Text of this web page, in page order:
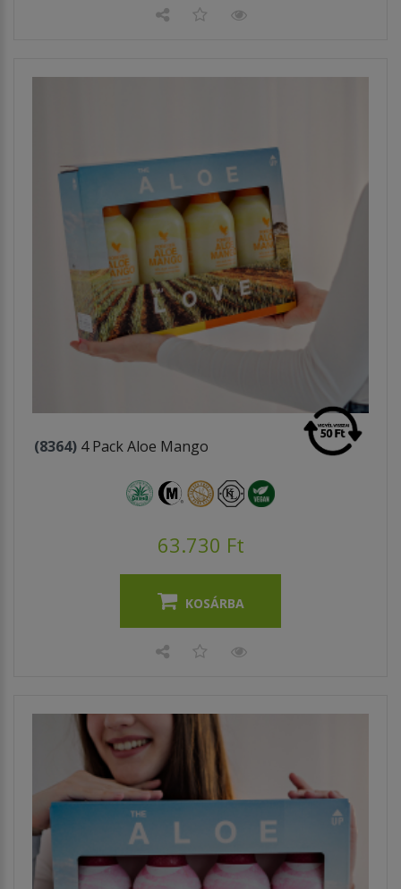
(8364) 4 Pack Aloe Mango
63.730 Ft
KOSÁRBA